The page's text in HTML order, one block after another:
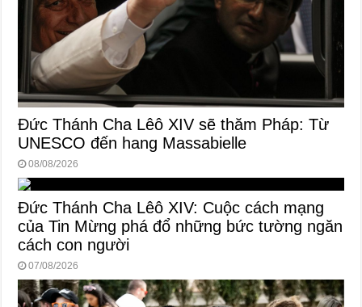
Đức Thánh Cha Lêô XIV sẽ thăm Pháp: Từ
UNESCO đến hang Massabielle
08/08/2026
Đức Thánh Cha Lêô XIV: Cuộc cách mạng
của Tin Mừng phá đổ những bức tường ngăn
cách con người
07/08/2026